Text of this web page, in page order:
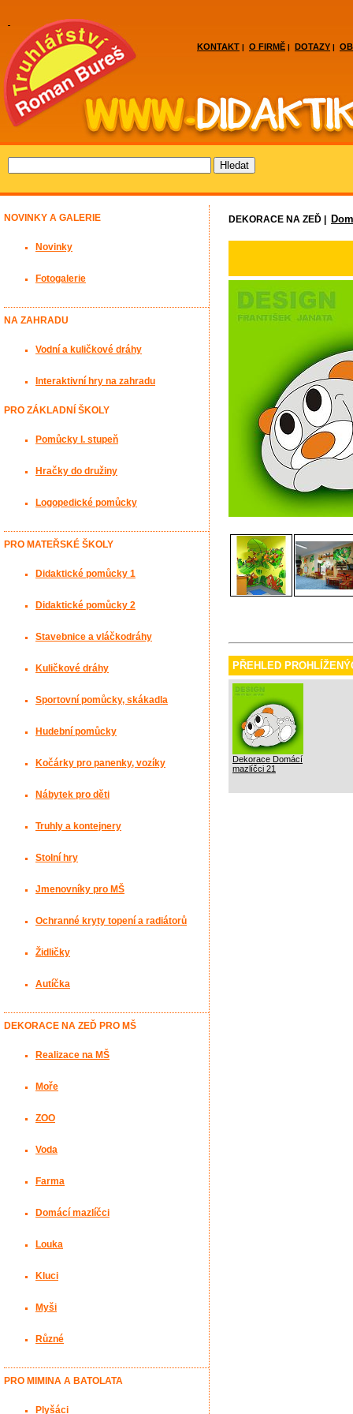
KONTAKT | O FIRMĚ | DOTAZY |
DEKORACE NA ZEĎ |
PŘEHLED
Dekorace Domácí
mazlíčci 21
NOVINKY A GALERIE
Novinky
Fotogalerie
NA ZAHRADU
Vodní a kuličkové dráhy
Interaktivní hry na zahradu
PRO ZÁKLADNÍ ŠKOLY
Pomůcky I. stupeň
Hračky do družiny
Logopedické pomůcky
PRO MATEŘSKÉ ŠKOLY
Didaktické pomůcky 1
Didaktické pomůcky 2
Stavebnice a vláčkodráhy
Kuličkové dráhy
Sportovní pomůcky, skákadla
Hudební pomůcky
Kočárky pro panenky, vozíky
Nábytek pro děti
Truhly a kontejnery
Stolní hry
Jmenovníky pro MŠ
Ochranné kryty topení a radiátorů
Židličky
Autíčka
DEKORACE NA ZEĎ PRO MŠ
Realizace na MŠ
Moře
ZOO
Voda
Farma
Domácí mazlíčci
Louka
Kluci
Myši
Různé
PRO MIMINA A BATOLATA
Plyšáci